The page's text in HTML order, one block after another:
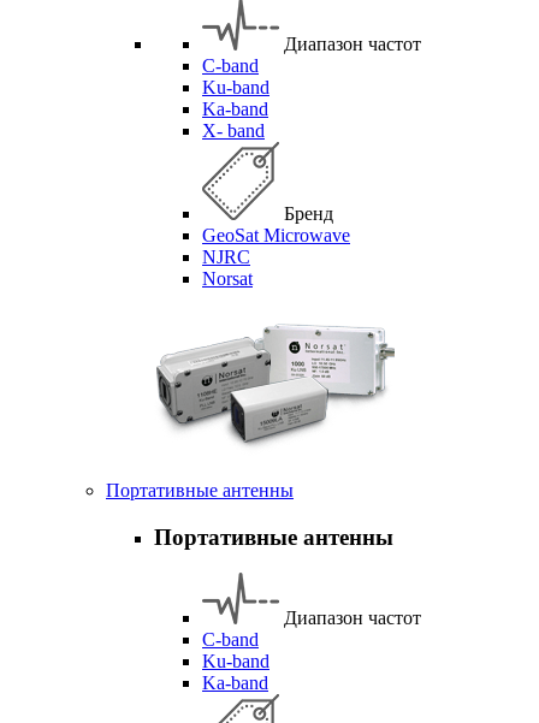
Диапазон частот
C-band
Ku-band
Ka-band
X- band
Бренд
GeoSat Microwave
NJRC
Norsat
Портативные антенны
Портативные антенны
Диапазон частот
C-band
Ku-band
Ka-band